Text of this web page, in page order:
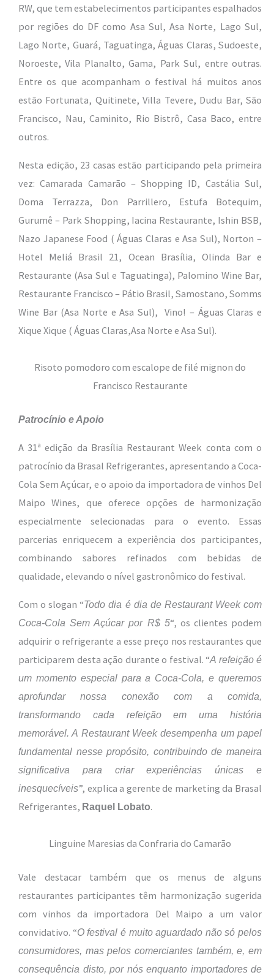
RW, que tem estabelecimentos participantes espalhados
por regiões do DF como Asa Sul, Asa Norte, Lago Sul,
Lago Norte, Guará, Taguatinga, Águas Claras, Sudoeste,
Noroeste, Vila Planalto, Gama, Park Sul, entre outras.
Entre os que acompanham o festival há muitos anos
estão Fortunata, Quitinete, Villa Tevere, Dudu Bar, São
Francisco, Nau, Caminito, Rio Bistrô, Casa Baco, entre
outros.
Nesta edição, 23 casas estão participando pela primeira
vez: Camarada Camarão – Shopping ID, Castália Sul,
Doma Terrazza, Don Parrillero, Estufa Botequim,
Gurumê – Park Shopping, Iacina Restaurante, Ishin BSB,
Nazo Japanese Food ( Águas Claras e Asa Sul), Norton –
Hotel Meliá Brasil 21, Ocean Brasília, Olinda Bar e
Restaurante (Asa Sul e Taguatinga), Palomino Wine Bar,
Restaurante Francisco – Pátio Brasil, Samostano, Somms
Wine Bar (Asa Norte e Asa Sul), Vino! – Águas Claras e
Xique Xique ( Águas Claras,Asa Norte e Asa Sul).
Risoto pomodoro com escalope de filé mignon do
Francisco Restaurante
Patrocínio e Apoio
A 31ª edição da Brasília Restaurant Week conta com o
patrocínio da Brasal Refrigerantes, apresentando a Coca-
Cola Sem Açúcar, e o apoio da importadora de vinhos Del
Maipo Wines, que oferece opções de harmonização
especialmente selecionadas para o evento. Essas
parcerias enriquecem a experiência dos participantes,
combinando sabores refinados com bebidas de
qualidade, elevando o nível gastronômico do festival.
Com o slogan “Todo dia é dia de Restaurant Week com
Coca-Cola Sem Açúcar por R$ 5“, os clientes podem
adquirir o refrigerante a esse preço nos restaurantes que
participarem desta ação durante o festival. “A refeição é
um momento especial para a Coca-Cola, e queremos
aprofundar nossa conexão com a comida,
transformando cada refeição em uma história
memorável. A Restaurant Week desempenha um papel
fundamental nesse propósito, contribuindo de maneira
significativa para criar experiências únicas e
inesquecíveis”, explica a gerente de marketing da Brasal
Refrigerantes, Raquel Lobato.
Linguine Maresias da Confraria do Camarão
Vale destacar também que os menus de alguns
restaurantes participantes têm harmonização sugerida
com vinhos da importadora Del Maipo a um valor
convidativo. “O festival é muito aguardado não só pelos
consumidores, mas pelos comerciantes também, e, em
consequência disto, por nós enquanto importadores de